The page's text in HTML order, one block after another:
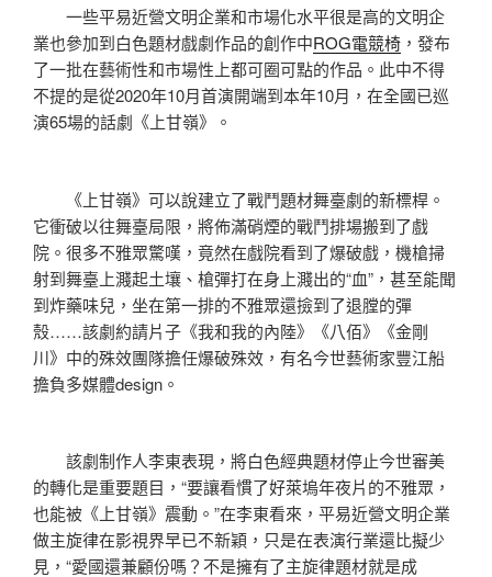
一些平易近營文明企業和市場化水平很是高的文明企
業也參加到白色題材戲劇作品的創作中ROG電競椅 ，發布
了一批在藝術性和市場性上都可圈可點的作品。此中不得
不提的是從2020年10月首演開端到本年10月，在全國已巡
演65場的話劇《上甘嶺》。
《上甘嶺》可以說建立了戰鬥題材舞臺劇的新標桿。
它衝破以往舞臺局限，將佈滿硝煙的戰鬥排場搬到了戲
院。很多不雅眾驚嘆，竟然在戲院看到了爆破戲，機槍掃
射到舞臺上濺起土壤、槍彈打在身上濺出的“血”，甚至能聞
到炸藥味兒，坐在第一排的不雅眾還撿到了退膛的彈
殼……該劇約請片子《我和我的內陸》《八佰》《金剛
川》中的殊效團隊擔任爆破殊效，有名今世藝術家豐江船
擔負多媒體design。
該劇制作人李東表現，將白色經典題材停止今世審美
的轉化是重要題目，“要讓看慣了好萊塢年夜片的不雅眾，
也能被《上甘嶺》震動。”在李東看來，平易近營文明企業
做主旋律在影視界早已不新穎，只是在表演行業還比擬少
見，“愛國還兼顧份嗎？不是擁有了主旋律題材就是成